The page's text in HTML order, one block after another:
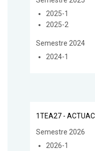
2025-1
2025-2
Semestre 2024
2024-1
1TEA27 -
Semestre 2026
2026-1